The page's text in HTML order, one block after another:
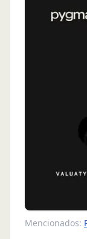
Mencionados: